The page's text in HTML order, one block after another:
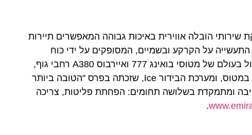
הובלה אווירית באיכות גבוהה המאפשרים תיירות
על הקרקע ובשמיים, המסופקים על ידי כוח
עבודה נלהב עם עובדים מלמעלה מ-160 מדינות. אמירייטס מפעילה את הצי הגדול בעולם של מטוסי בואינג 777 ואיירבוס A380 רחבי גוף,
ומציעה תאים מרווחים וחוויות טיסה אייקוניות כמו ספא מקלחת ב-A380 ,טרקלין במטוס, ומערכת הבידור Ice, שזכתה בפרס "הטובה ביותר
ומתמקדת בשלושה תחומים: הפחתת פליטות, צריכה
.